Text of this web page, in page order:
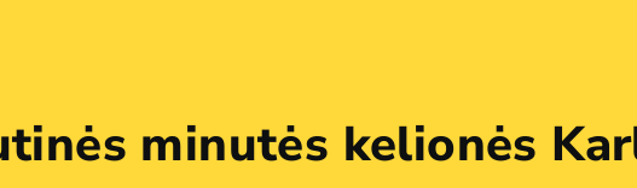
minutės kelionės